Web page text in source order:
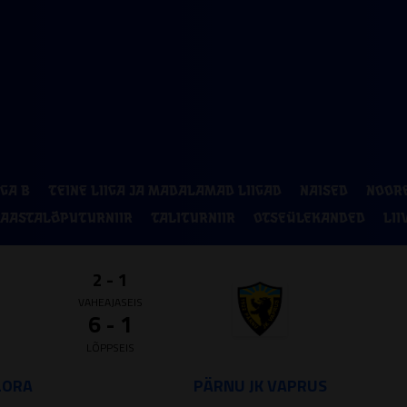
2 - 1
VAHEAJASEIS
6 - 1
LÕPPSEIS
PÄRNU JK VAPRUS